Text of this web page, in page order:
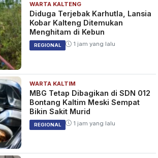
WARTA KALTENG
Diduga Terjebak Karhutla, Lansia
Kobar Kalteng Ditemukan
Menghitam di Kebun
REGIONAL 1 jam yang lalu
WARTA KALTIM
MBG Tetap Dibagikan di SDN 012
Bontang Kaltim Meski Sempat
Bikin Sakit Murid
REGIONAL 1 jam yang lalu